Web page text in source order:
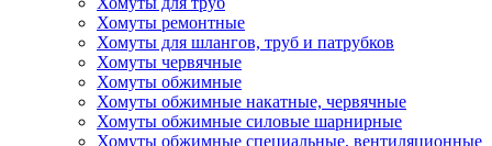
Хомуты ремонтные
Хомуты для шлангов, труб и патрубков
Хомуты червячные
Хомуты обжимные
Хомуты обжимные накатные, червячные
Хомуты обжимные силовые шарнирные
Хомуты обжимные специальные, вентиляционные